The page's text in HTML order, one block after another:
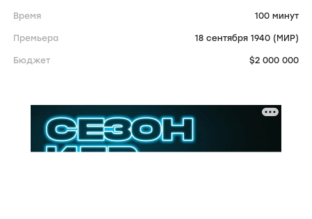
Время 100 минут
Премьера 18 сентября 1940 (МИР)
Бюджет $2 000 000